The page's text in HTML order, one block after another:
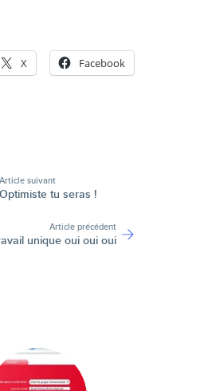
X Facebook
Article suivant
Optimiste tu seras !
Article précédent
unique oui oui oui